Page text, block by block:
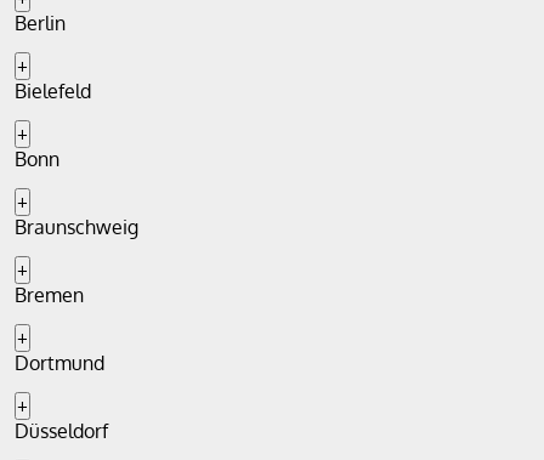
Berlin
+
Bielefeld
+
Bonn
+
Braunschweig
+
Bremen
+
Dortmund
+
Düsseldorf